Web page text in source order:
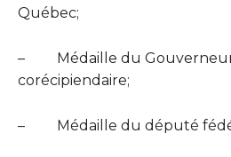
Québec;
–
Médaille du
corécipiendaire;
– Médaille du député